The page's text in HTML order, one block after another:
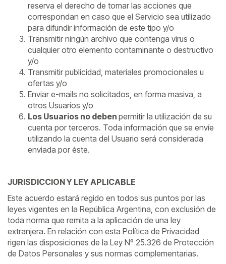
reserva el derecho de tomar las acciones que
correspondan en caso que el Servicio sea utilizado
para difundir información de este tipo y/o
Transmitir ningún archivo que contenga virus o
cualquier otro elemento contaminante o destructivo
y/o
Transmitir publicidad, materiales promocionales u
ofertas y/o
Enviar e-mails no solicitados, en forma masiva, a
otros Usuarios y/o
Los Usuarios no deben permitir la utilización de su
cuenta por terceros. Toda información que se envíe
utilizando la cuenta del Usuario será considerada
enviada por éste.
JURISDICCION Y LEY APLICABLE
Este acuerdo estará regido en todos sus puntos por las
leyes vigentes en la República Argentina, con exclusión de
toda norma que remita a la aplicación de una ley
extranjera. En relación con esta Política de Privacidad
rigen las disposiciones de la Ley Nº 25.326 de Protección
de Datos Personales y sus normas complementarias.